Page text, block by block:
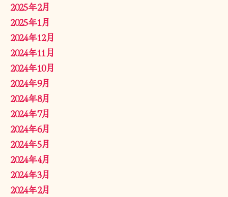
2025年2月
2025年1月
2024年12月
2024年11月
2024年10月
2024年9月
2024年8月
2024年7月
2024年6月
2024年5月
2024年4月
2024年3月
2024年2月